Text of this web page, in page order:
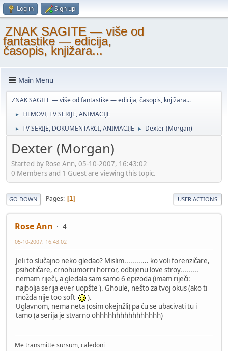
Log in Sign up
ZNAK SAGITE — više od
fantastike — edicija,
časopis, knjižara...
Main Menu
ZNAK SAGITE — više od fantastike — edicija, časopis, knjižara...
► FILMOVI, TV SERIJE, ANIMACIJE
► TV SERIJE, DOKUMENTARCI, ANIMACIJE ► Dexter (Morgan)
Dexter (Morgan)
Started by Rose Ann, 05-10-2007, 16:43:02
0 Members and 1 Guest are viewing this topic.
GO DOWN Pages 1 USER ACTIONS
Rose Ann 4
05-10-2007, 16:43:02
Jeli to slučajno neko gledao? Mislim............ ko voli forenzičare,
psihotičare, crnohumorni horror, odbijenu love stroy.........
nemam riječi, a gledala sam samo 6 epizoda (imam riječi:
najbolja serija ever uopšte ). Ghoule, nešto za tvoj okus (ako ti
možda nije too soft
).
Uglavnom, nema neta (osim okejnžli) pa ću se ubacivati tu i
tamo (a serija je stvarno ohhhhhhhhhhhhhhhh)
Me transmitte sursum, caledoni